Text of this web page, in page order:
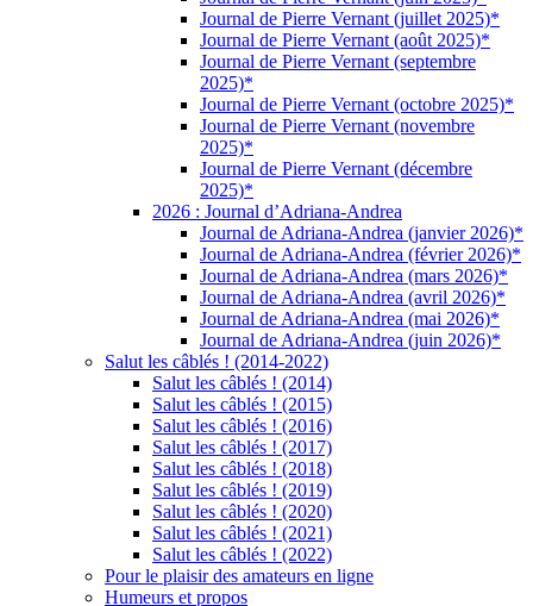
Journal de Pierre Vernant (juillet 2025)*
Journal de Pierre Vernant (août 2025)*
Journal de Pierre Vernant (septembre
2025)*
Journal de Pierre Vernant (octobre 2025)*
Journal de Pierre Vernant (novembre
2025)*
Journal de Pierre Vernant (décembre
2025)*
2026 : Journal d’Adriana-Andrea
Journal de Adriana-Andrea (janvier 2026)*
Journal de Adriana-Andrea (février 2026)*
Journal de Adriana-Andrea (mars 2026)*
Journal de Adriana-Andrea (avril 2026)*
Journal de Adriana-Andrea (mai 2026)*
Journal de Adriana-Andrea (juin 2026)*
Salut les câblés ! (2014-2022)
Salut les câblés ! (2014)
Salut les câblés ! (2015)
Salut les câblés ! (2016)
Salut les câblés ! (2017)
Salut les câblés ! (2018)
Salut les câblés ! (2019)
Salut les câblés ! (2020)
Salut les câblés ! (2021)
Salut les câblés ! (2022)
Pour le plaisir des amateurs en ligne
Humeurs et propos